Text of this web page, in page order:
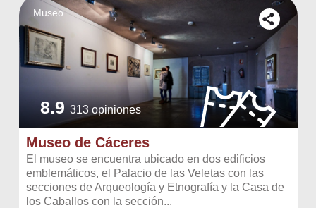
Museo
8.9313 opiniones
Museo de Cáceres
El museo se encuentra ubicado en dos edificios
emblemáticos, el Palacio de las Veletas con las
secciones de Arqueología y Etnografía y la Casa de
los Caballos con la sección...